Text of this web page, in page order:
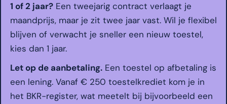
1 of 2 jaar? Een tweejarig contract verlaagt je
maandprijs, maar je zit twee jaar vast. Wil je flexibel
blijven of verwacht je sneller een nieuw toestel,
kies dan 1 jaar.
Let op de aanbetaling. Een toestel op afbetaling is
een lening. Vanaf € 250 toestelkrediet kom je in
het BKR-register, wat meetelt bij bijvoorbeeld een